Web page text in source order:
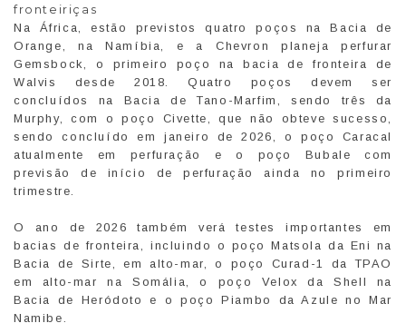
fronteiriças
Na África, estão previstos quatro poços na Bacia de
Orange, na Namíbia, e a Chevron planeja perfurar
Gemsbock, o primeiro poço na bacia de fronteira de
Walvis desde 2018. Quatro poços devem ser
concluídos na Bacia de Tano-Marfim, sendo três da
Murphy, com o poço Civette, que não obteve sucesso,
sendo concluído em janeiro de 2026, o poço Caracal
atualmente em perfuração e o poço Bubale com
previsão de início de perfuração ainda no primeiro
trimestre.
O ano de 2026 também verá testes importantes em
bacias de fronteira, incluindo o poço Matsola da Eni na
Bacia de Sirte, em alto-mar, o poço Curad-1 da TPAO
em alto-mar na Somália, o poço Velox da Shell na
Bacia de Heródoto e o poço Piambo da Azule no Mar
Namibe.